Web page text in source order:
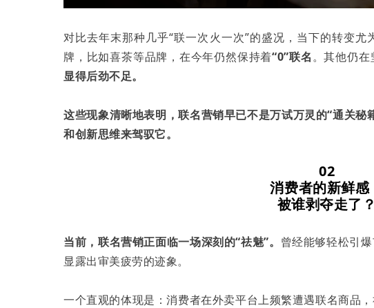
对比去年末那种几乎“联一次火一次”的盛况，当下的转变
牌，比如喜茶等品牌，在今年仍然保持着“0”联名。其他仍
显得后劲不足。
这些现象清晰地表明，联名营销早已不是万试万灵的“通关
和创新思维来驾驭它。
02
消费者的新鲜感
被谁剥夺走了？
当前，联名营销正面临一场深刻的“祛魅”。 曾经能够轻松引
显露出审美疲劳的迹象。
一个直观的体现是：消费者在外卖平台上频繁遭遇联名商品